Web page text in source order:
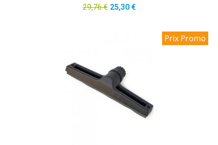
29,76 € 25,30 €
Prix Promo